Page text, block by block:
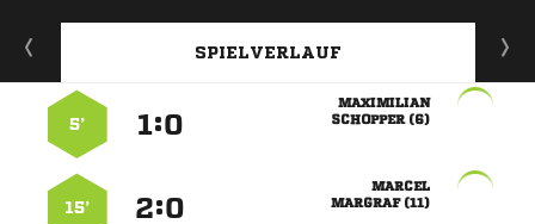
SPIELVERLAUF

 
:
5’

 
:
15’